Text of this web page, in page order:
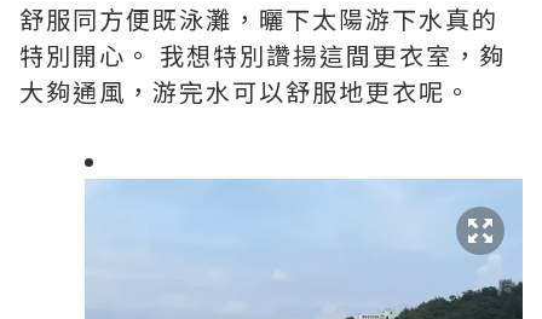
舒服同方便既泳灘，曬下太陽游下水真的
特別開心。 我想特別讚揚這間更衣室，夠
大夠通風，游完水可以舒服地更衣呢。